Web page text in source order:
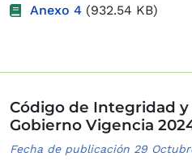
Anexo 4 (932.54 KB)
Código de Integridad y
Gobierno Vigencia
Fecha de publicación 29